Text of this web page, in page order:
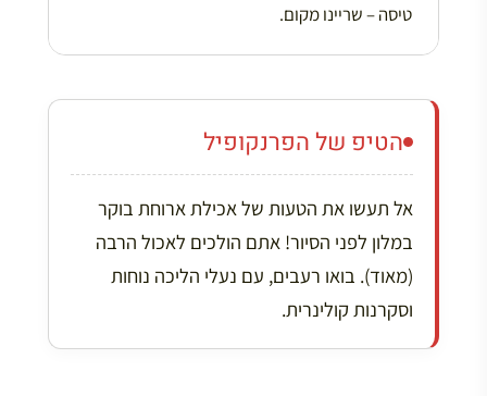
טיסה – שריינו מקום.
הטיפ של הפרנקופיל
אל תעשו את הטעות של אכילת ארוחת בוקר
במלון לפני הסיור! אתם הולכים לאכול הרבה
(מאוד). בואו רעבים, עם נעלי הליכה נוחות
וסקרנות קולינרית.